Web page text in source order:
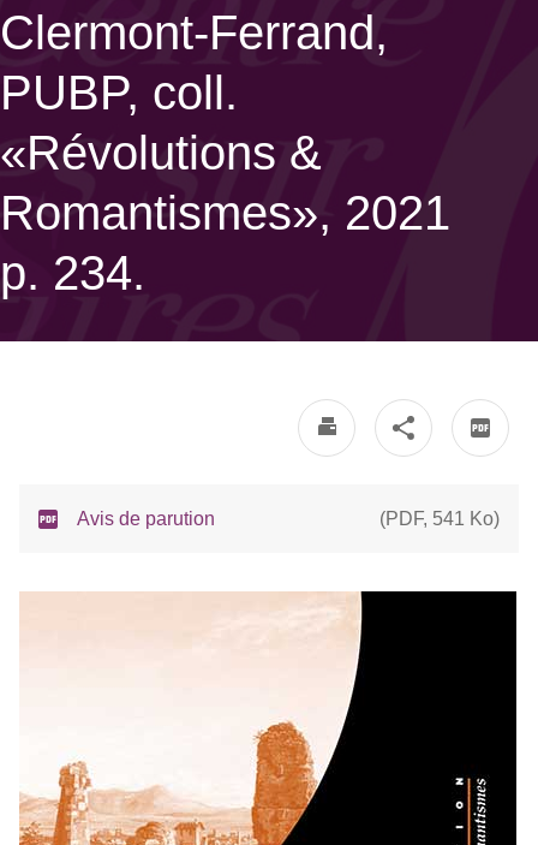
Clermont-Ferrand,
PUBP, coll.
«Révolutions &
Romantismes», 2021
p. 234.
Avis de parution (PDF, 541 Ko)